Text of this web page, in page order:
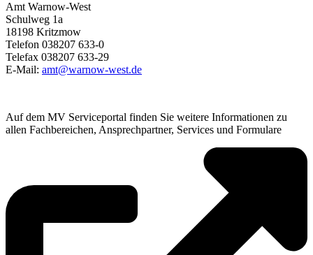
Amt Warnow-West
Schulweg 1a
18198 Kritzmow
Telefon 038207 633-0
Telefax 038207 633-29
E-Mail: amt@warnow-west.de
Auf dem MV Serviceportal finden Sie weitere Informationen zu
allen Fachbereichen, Ansprechpartner, Services und Formulare